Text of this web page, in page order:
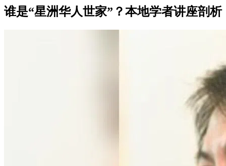
谁是“星洲华人世家”？本地学者讲座剖析